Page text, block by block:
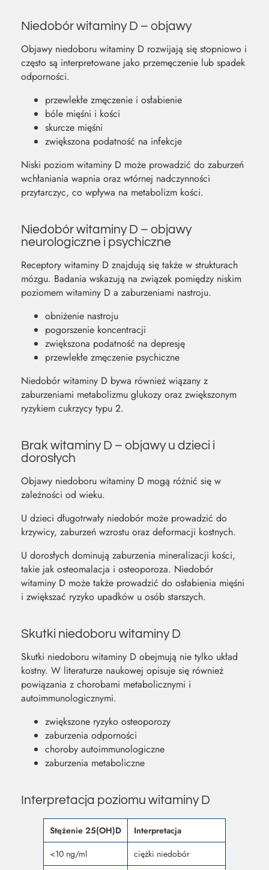
Niedobór witaminy D – objawy
Objawy niedoboru witaminy D rozwijają się stopniowo i
często są interpretowane jako przemęczenie lub spadek
odporności.
przewlekłe zmęczenie i osłabienie
bóle mięśni i kości
skurcze mięśni
zwiększona podatność na infekcje
Niski poziom witaminy D może prowadzić do zaburzeń
wchłaniania wapnia oraz wtórnej nadczynności
przytarczyc, co wpływa na metabolizm kości.
Niedobór witaminy D – objawy
neurologiczne i psychiczne
Receptory witaminy D znajdują się także w strukturach
mózgu. Badania wskazują na związek pomiędzy niskim
poziomem witaminy D a zaburzeniami nastroju.
obniżenie nastroju
pogorszenie koncentracji
zwiększona podatność na depresję
przewlekłe zmęczenie psychiczne
Niedobór witaminy D bywa również wiązany z
zaburzeniami metabolizmu glukozy oraz zwiększonym
ryzykiem cukrzycy typu 2.
Brak witaminy D – objawy u dzieci i
dorosłych
Objawy niedoboru witaminy D mogą różnić się w
zależności od wieku.
U dzieci długotrwały niedobór może prowadzić do
krzywicy, zaburzeń wzrostu oraz deformacji kostnych.
U dorosłych dominują zaburzenia mineralizacji kości,
takie jak osteomalacja i osteoporoza. Niedobór
witaminy D może także prowadzić do osłabienia mięśni
i zwiększać ryzyko upadków u osób starszych.
Skutki niedoboru witaminy D
Skutki niedoboru witaminy D obejmują nie tylko układ
kostny. W literaturze naukowej opisuje się również
powiązania z chorobami metabolicznymi i
autoimmunologicznymi.
zwiększone ryzyko osteoporozy
zaburzenia odporności
choroby autoimmunologiczne
zaburzenia metaboliczne
Interpretacja poziomu witaminy D
Stężenie 25(OH)D
Interpretacja
<10 ng/ml
ciężki niedobór